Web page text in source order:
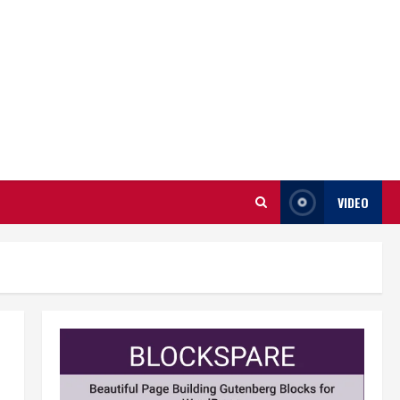
VIDEO
2
BMP Kecam Aksi KNPB, Serukan
Persatuan Demi Papua yang
Kondusif
August 6, 2026